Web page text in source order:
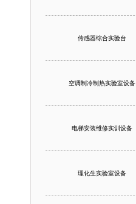
传感器综合实验台
空调制冷制热实验室设备
电梯安装维修实训设备
理化生实验室设备